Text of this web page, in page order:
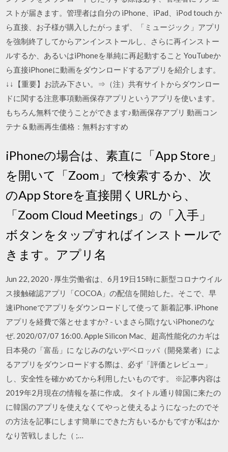
ストが届きます。管理者は自分の iPhone、iPad、iPod touch か
ら直接、お子様が購入したがっ まず、「ミュージック」アプリ
を強制終了してからアンインストールし、さらに再インストー
ルするか、あるいはiPhoneを単純に再起動すること YouTubeか
ら直接iPhoneに動画をダウンロードするアプリを紹介します。
↓↓【重要】お読み下さい。⇒（注）共有サイトからダウンロー
ドに関する注意事項動画保存アプリというアプリを使います。
もちろん無料で使うことができます♪動画保存アプリ 動画コン
テナ & 動画再生価格：無料おすすめ
iPhoneの場合は、素直に「App Store」
を開いて「Zoom」で検索するか、次
のApp Storeを直接開くURLから、
「Zoom Cloud Meetings」の「入手」
ボタンをタップすればインストールで
きます。アプリ名
Jun 22, 2020 · 厚生労働省は、6月19日15時に新型コロナウイル
ス接触確認アプリ「COCOA」の配信を開始した。そこで、早
速iPhoneでアプリをダウンロードして使って 新着記事. iPhone
アプリを経費で落とせますか? - いまさら聞けないiPhoneのな
ぜ. 2020/07/07 16:00. Apple Silicon Mac、超高性能化のカギは
日本発の「富岳」に なじみのないデベロッパ（開発業者）によ
るアプリをダウンロードする際は、必ず「評価とレビュー」
し、安全性を確かめてから利用したいものです。 ※記事内容は
2019年2月現在の情報を基に作成。 タイトル通り韓国に来たの
に韓国のアプリを使えなくてやっと使えるようになったのでそ
の方法を記事にします簡単にできた方もいるかもですが私はか
なり苦戦しました（ ;…